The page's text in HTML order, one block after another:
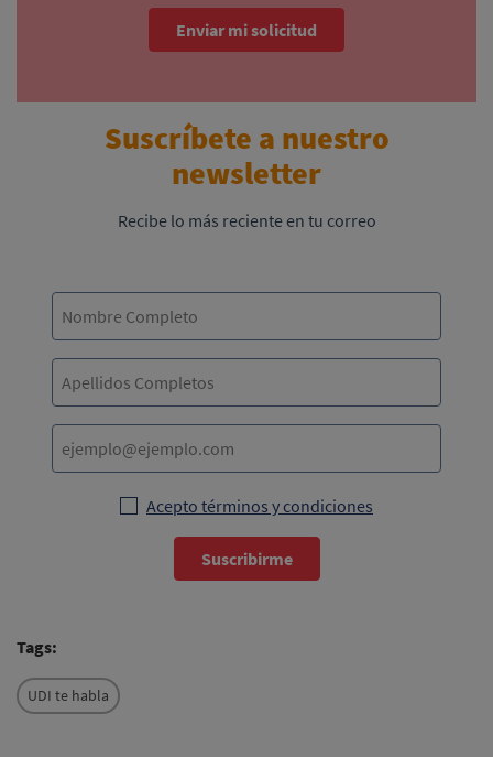
Enviar mi solicitud
Suscríbete a nuestro
newsletter
Recibe lo más reciente en tu correo
Acepto términos y condiciones
Suscribirme
Tags:
UDI te habla